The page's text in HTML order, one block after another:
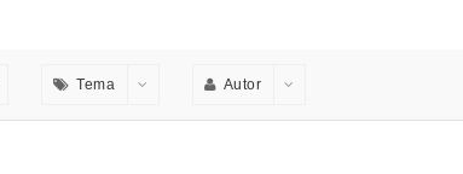
Tema Autor